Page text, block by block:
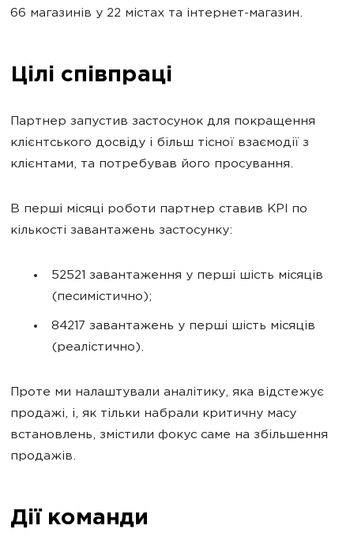
66 магазинів у 22 містах та інтернет-магазин.
Цілі співпраці
Партнер запустив застосунок для покращення
клієнтського досвіду і більш тісної взаємодії з
клієнтами, та потребував його просування.
В перші місяці роботи партнер ставив KPI по
кількості завантажень застосунку:
52521 завантаження у перші шість місяців
(песимістично);
84217 завантажень у перші шість місяців
(реалістично).
Проте ми налаштували аналітику, яка відстежує
продажі, і, як тільки набрали критичну масу
встановлень, змістили фокус саме на збільшення
продажів.
Дії команди